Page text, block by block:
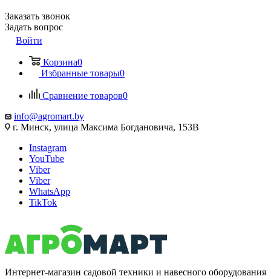
Заказать звонок
Задать вопрос
Войти
Корзина0
Избранные товары0
Сравнение товаров0
info@agromart.by
г. Минск, улица Максима Богдановича, 153В
Instagram
YouTube
Viber
Viber
WhatsApp
TikTok
Интернет-магазин садовой техники и навесного оборудования